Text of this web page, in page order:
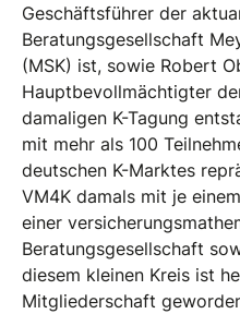
Geschäftsführer der
Beratungsgesellschaft
(MSK) ist, sowie Robert
Hauptbevollmächtigter
damaligen K-Tagung
mit mehr als 100
deutschen K-Marktes
VM4K damals mit je
einer
Beratungsgesellschaft
diesem kleinen Kreis ist
Mitgliederschaft